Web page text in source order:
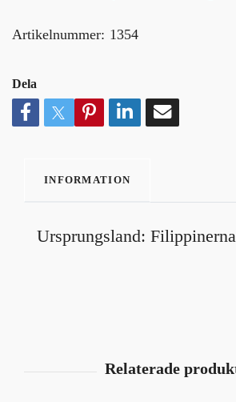
Artikelnummer: 1354
Dela
INFORMATION
Ursprungsland: Filippinerna